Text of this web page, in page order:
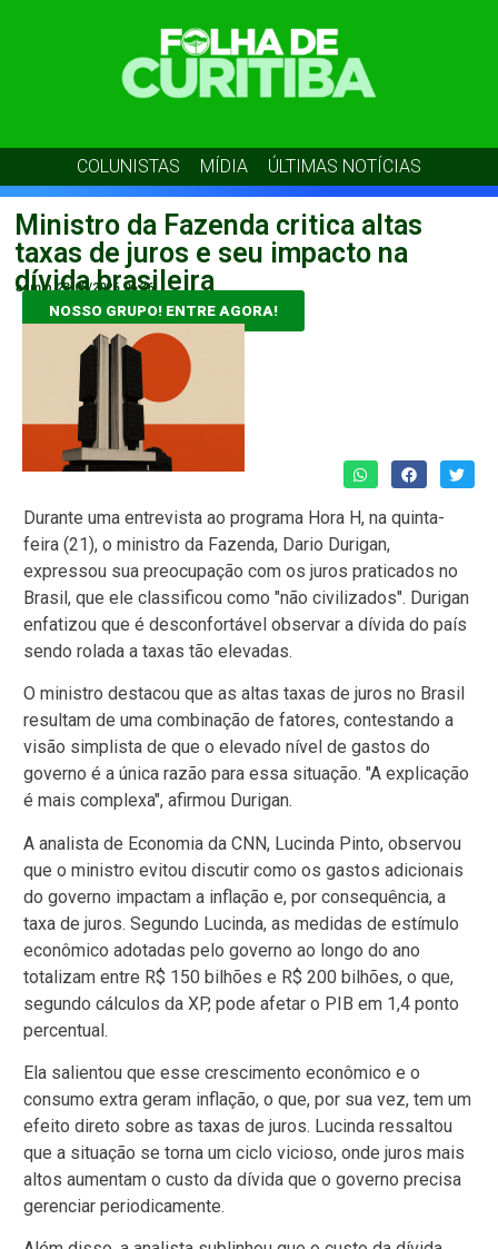
COLUNISTAS MÍDIA ÚLTIMAS NOTÍCIAS
Ministro da Fazenda critica altas
taxas de juros e seu impacto na
dívida brasileira
admin 23/05/2026 06:36
NOSSO GRUPO! ENTRE AGORA!
Durante uma entrevista ao programa Hora H, na quinta-
feira (21), o ministro da Fazenda, Dario Durigan,
expressou sua preocupação com os juros praticados no
Brasil, que ele classificou como "não civilizados". Durigan
enfatizou que é desconfortável observar a dívida do país
sendo rolada a taxas tão elevadas.
O ministro destacou que as altas taxas de juros no Brasil
resultam de uma combinação de fatores, contestando a
visão simplista de que o elevado nível de gastos do
governo é a única razão para essa situação. "A explicação
é mais complexa", afirmou Durigan.
A analista de Economia da CNN, Lucinda Pinto, observou
que o ministro evitou discutir como os gastos adicionais
do governo impactam a inflação e, por consequência, a
taxa de juros. Segundo Lucinda, as medidas de estímulo
econômico adotadas pelo governo ao longo do ano
totalizam entre R$ 150 bilhões e R$ 200 bilhões, o que,
segundo cálculos da XP, pode afetar o PIB em 1,4 ponto
percentual.
Ela salientou que esse crescimento econômico e o
consumo extra geram inflação, o que, por sua vez, tem um
efeito direto sobre as taxas de juros. Lucinda ressaltou
que a situação se torna um ciclo vicioso, onde juros mais
altos aumentam o custo da dívida que o governo precisa
gerenciar periodicamente.